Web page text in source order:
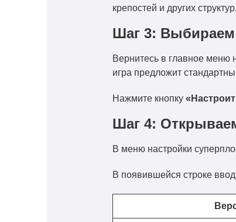
крепостей и других
Шаг 3: Выбираем
Вернитесь в главное меню
игра предложит
Нажмите кнопку
Шаг 4:
В меню настройки
В появившейся строке